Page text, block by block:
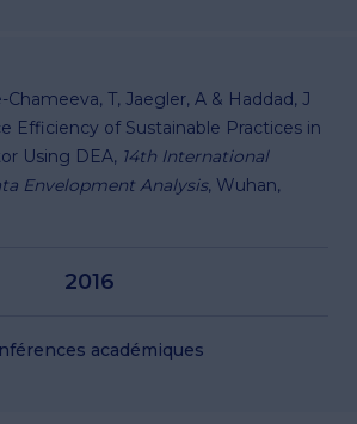
Chameeva, T, Jaegler, A & Haddad, J
Efficiency of Sustainable Practices in
Using DEA, 14th International
Envelopment Analysis, Wuhan,
2016
académiques